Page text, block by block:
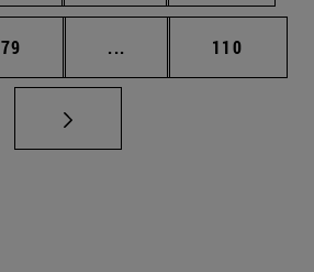
Página
79 ... Páginas intermedias
Página
110